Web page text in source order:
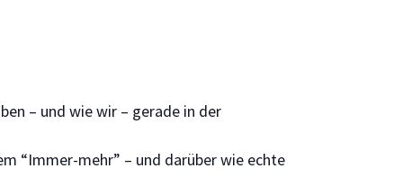
– und wie wir – gerade in der
“Immer-mehr” – und darüber wie echte